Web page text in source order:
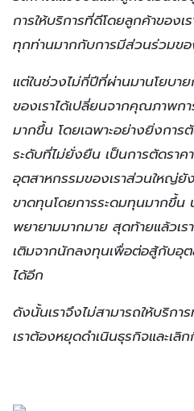
การให้บริการที่ดีโดยลูกค้าของ
ทุกท่านมากกับการมีส่วนร่วมข
แต่ในช่วงไม่กี่ปีที่ผ่านมานโยบา
ของเราได้เปลี่ยนจากคุณภาพกา
มากขึ้น โดยเฉพาะอย่างยิ่งการ
ระดับที่ไม่ยั่งยืน เป็นการตัดราค
อุตสาหกรรมของเราส่วนใหญ่ยั
ขาดทุนโดยการระดมทุนมากขึ้น
พยายามมากมาย สุดท้ายแล้วเร
เติมจากนักลงทุนเพื่อต่อสู้กับอุ
ได้อีก
ดังนั้นเราจึงไม่สามารถให้บริกา
เราต้องหยุดดำเนินธุรกิจและเลิ